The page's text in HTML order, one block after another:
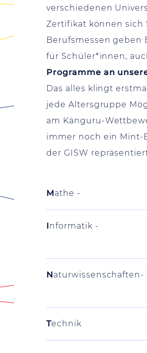
verschiedenen
Zertifikat können sich
Berufsmessen geben
für Schüler*innen,
Programme an
Das alles klingt
jede Altersgruppe
am Känguru-
immer noch ein Mint-
der GISW
Mathe -
Informatik -
Naturwissenschaften-
Technik